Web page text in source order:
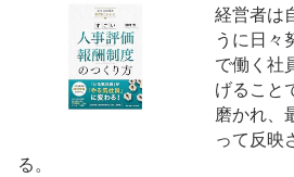
経営者は
うに日々
で働く社
げること
磨かれ、
って反映
る。